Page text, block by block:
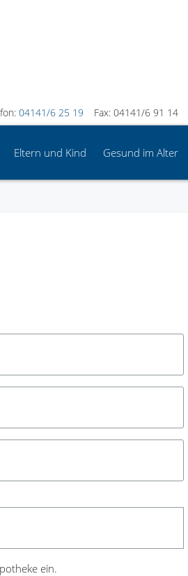
04141/6 25 19 Fax: 04141/6 91 14
Eltern und Kind Gesund im Alter
ein.